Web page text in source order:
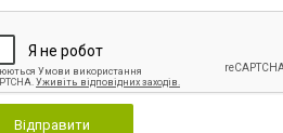
Відправити